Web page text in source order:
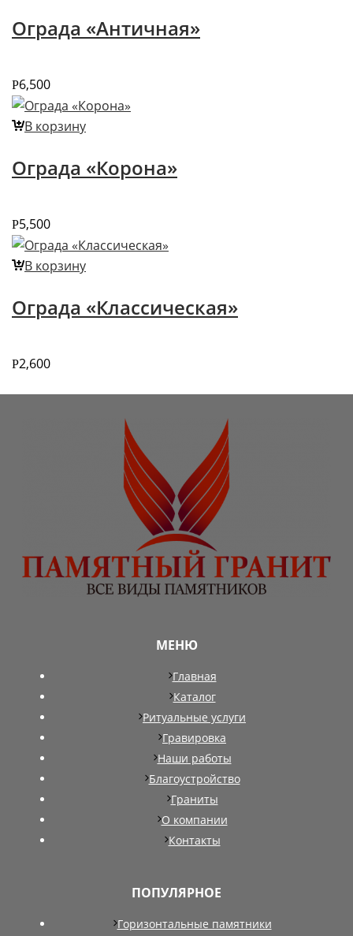
Ограда «Античная»
Р6,500
В корзину
Ограда «Корона»
Р5,500
В корзину
Ограда «Классическая»
Р2,600
МЕНЮ
Главная
Каталог
Ритуальные услуги
Гравировка
Наши работы
Благоустройство
Граниты
О компании
Контакты
ПОПУЛЯРНОЕ
Горизонтальные памятники